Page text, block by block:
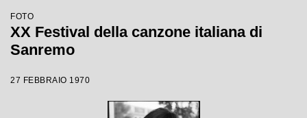
FOTO
XX Festival della canzone italiana di
Sanremo
27 FEBBRAIO 1970